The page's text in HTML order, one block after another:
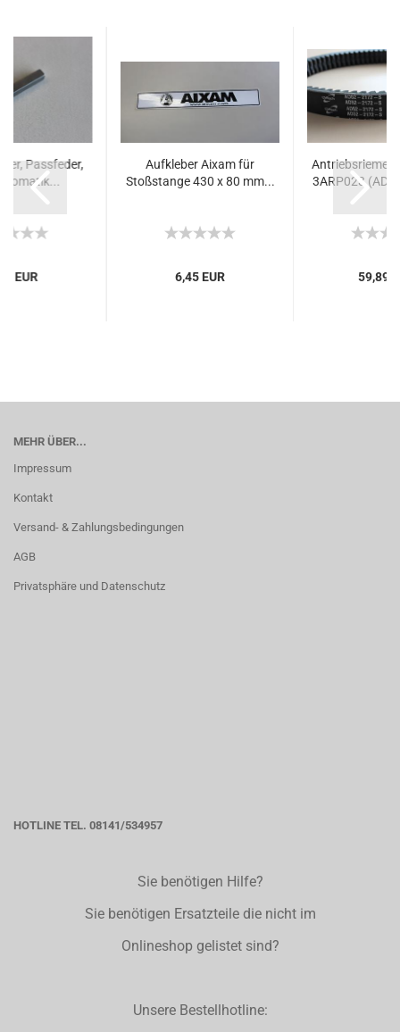
Passfeder,
EUR
Aufkleber Aixam für
Stoßstange 430 x 80 mm...
6,45 EUR
Antriebsriemen
3ARP023
59,89
MEHR ÜBER...
Impressum
Kontakt
Versand- & Zahlungsbedingungen
AGB
Privatsphäre und Datenschutz
HOTLINE TEL. 08141/534957
Sie benötigen Hilfe?
Sie benötigen Ersatzteile die nicht im
Onlineshop gelistet sind?
Unsere Bestellhotline: